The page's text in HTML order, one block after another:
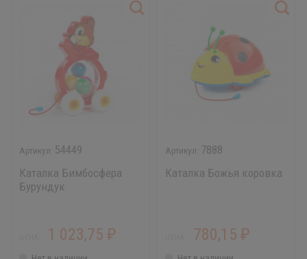
54449
Каталка Бимбосфера
Бурундук
1 023,75 ₽
7888
Каталка Божья коровка
780,15₽